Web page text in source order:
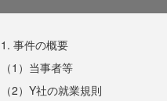
1. 事件の概要
（1）当事者等
（2）Y社の就業規則